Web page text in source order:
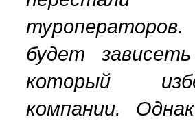
будет
который
компании.